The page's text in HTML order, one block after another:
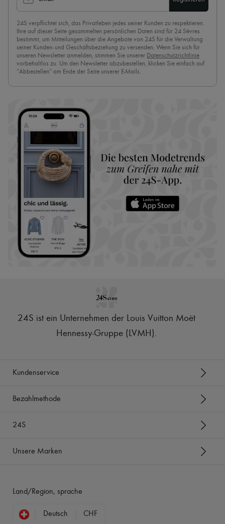
24S verpflichtet sich, das Privatleben jedes seiner Kunden zu respektieren.
Ihre auf dieser Seite gesammelten persönlichen Daten sind für 24 Sèvres
bestimmt, um Mitteilungen über die Angebote von 24S für die Verwaltung
seiner Kunden- und Geschäftsbeziehung zu versenden. Wenn Sie sich für
unseren Newsletter anmelden, stimmen Sie unserer Datenschutzrichtlinie
vorbehaltlos zu. Um den Newsletter abzubestellen, klicken Sie einfach auf
“Abbestellen” am Ende der Seite unserer E-Mails.
24S ist ein Unternehmen der Louis Vuitton Moët
Hennessy-Gruppe (LVMH).
Kundenservice
Bezahlmethode
24S
Unsere Marken
Land/Region, sprache
Deutsch CHF